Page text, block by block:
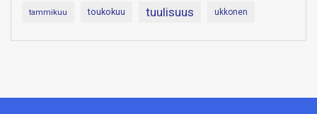
tammikuu toukokuu tuulisuus ukkonen